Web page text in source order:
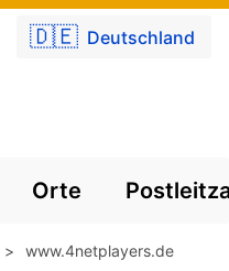
🇩🇪 Deutschland
Orte
> www.4netplayers.de